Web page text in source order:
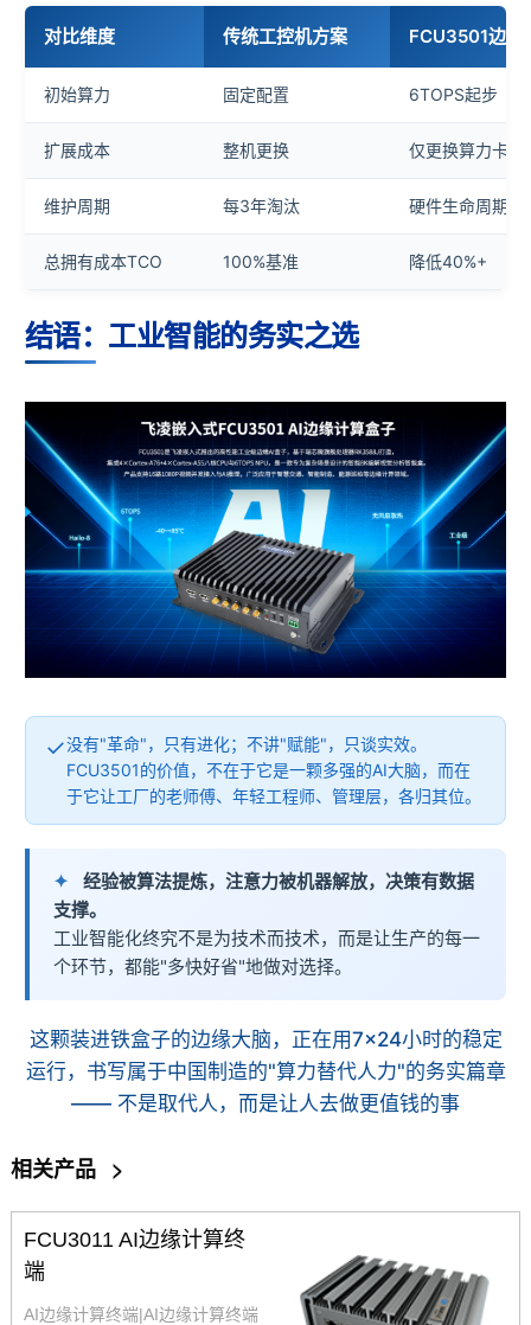
对比维度 传统工控机方案 FCU3501边缘
初始算力 固定配置 6TOPS起步
扩展成本 整机更换 仅更换算力卡
维护周期 每3年淘汰 硬件生命周期
总拥有成本TCO 100%基准 降低40%+
结语：工业智能的务实之选
没有"革命"，只有进化；不讲"赋能"，只谈实效。
FCU3501的价值，不在于它是一颗多强的AI大脑，而在
于它让工厂的老师傅、年轻工程师、管理层，各归其位。
经验被算法提炼，注意力被机器解放，决策有数据
支撑。
工业智能化终究不是为技术而技术，而是让生产的每一
个环节，都能"多快好省"地做对选择。
这颗装进铁盒子的边缘大脑，正在用7×24小时的稳定
运行，书写属于中国制造的"算力替代人力"的务实篇章
—— 不是取代人，而是让人去做更值钱的事
相关产品 >
FCU3011 AI边缘计算终
端
AI边缘计算终端|AI边缘计算终端